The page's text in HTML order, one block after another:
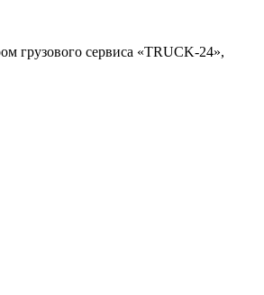
грузового сервиса «TRUCK-24»,